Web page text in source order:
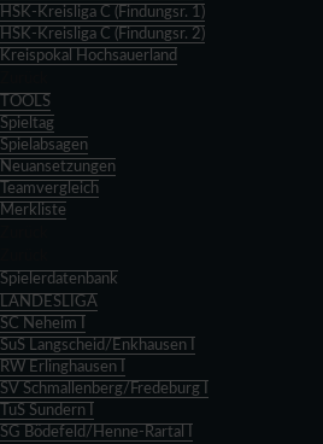
HSK-Kreisliga C (Findungsr. 1)
HSK-Kreisliga C (Findungsr. 2)
Kreispokal Hochsauerland
TOOLS
Spieltag
Spielabsagen
Neuansetzungen
Teamvergleich
Merkliste
Spielerdatenbank
LANDESLIGA
SC Neheim I
SuS Langscheid/Enkhausen I
RW Erlinghausen I
SV Schmallenberg/Fredeburg I
TuS Sundern I
SG Bödefeld/Henne-Rartal I